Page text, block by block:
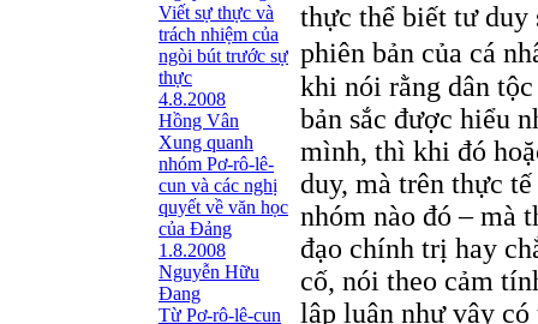
Viết sự thực và
trách nhiệm của
ngòi bút trước sự
thực
4.8.2008
Hồng Vân
Xung quanh
nhóm Pơ-rô-lê-
cun và các nghị
quyết về văn học
của Đảng
1.8.2008
Nguyễn Hữu
Đang
Từ Pơ-rô-lê-cun
thực thể biết tư duy
phiên bản của cá
khi nói rằng dân
bản sắc được hiểu
mình, thì khi đó
duy, mà trên thực
nhóm nào đó – mà
đạo chính trị hay
cố, nói theo cảm
lập luận như vậy